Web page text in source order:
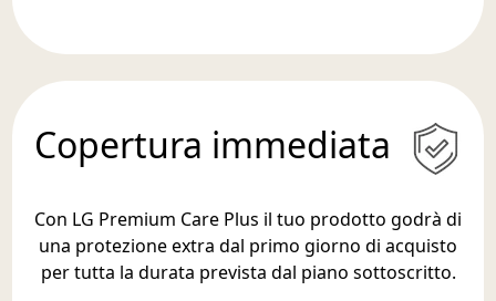
Copertura immediata
Con LG Premium Care Plus il tuo prodotto godrà di
una protezione extra dal primo giorno di acquisto
per tutta la durata prevista dal piano sottoscritto.